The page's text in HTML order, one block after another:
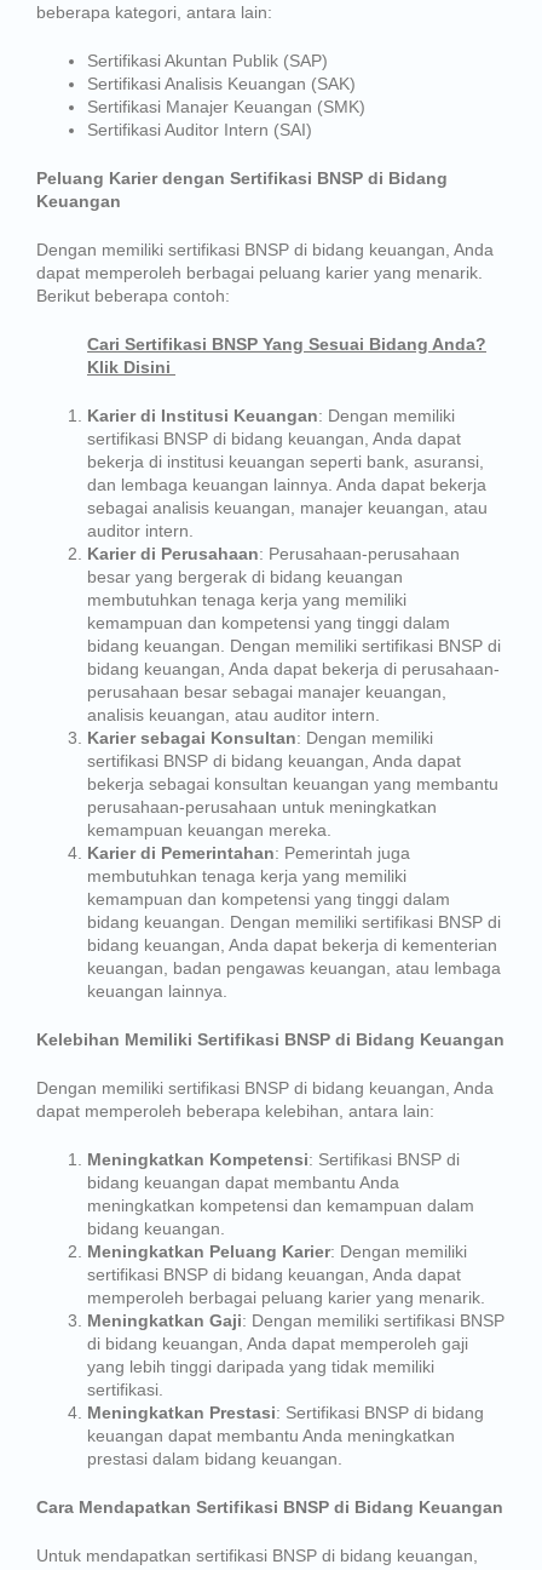
beberapa kategori, antara lain:
Sertifikasi Akuntan Publik (SAP)
Sertifikasi Analisis Keuangan (SAK)
Sertifikasi Manajer Keuangan (SMK)
Sertifikasi Auditor Intern (SAI)
Peluang Karier dengan Sertifikasi BNSP di Bidang
Keuangan
Dengan memiliki sertifikasi BNSP di bidang keuangan, Anda
dapat memperoleh berbagai peluang karier yang menarik.
Berikut beberapa contoh:
Cari Sertifikasi BNSP Yang Sesuai Bidang Anda?
Klik Disini
Karier di Institusi Keuangan: Dengan memiliki
sertifikasi BNSP di bidang keuangan, Anda dapat
bekerja di institusi keuangan seperti bank, asuransi,
dan lembaga keuangan lainnya. Anda dapat bekerja
sebagai analisis keuangan, manajer keuangan, atau
auditor intern.
Karier di Perusahaan: Perusahaan-perusahaan
besar yang bergerak di bidang keuangan
membutuhkan tenaga kerja yang memiliki
kemampuan dan kompetensi yang tinggi dalam
bidang keuangan. Dengan memiliki sertifikasi BNSP di
bidang keuangan, Anda dapat bekerja di perusahaan-
perusahaan besar sebagai manajer keuangan,
analisis keuangan, atau auditor intern.
Karier sebagai Konsultan: Dengan memiliki
sertifikasi BNSP di bidang keuangan, Anda dapat
bekerja sebagai konsultan keuangan yang membantu
perusahaan-perusahaan untuk meningkatkan
kemampuan keuangan mereka.
Karier di Pemerintahan: Pemerintah juga
membutuhkan tenaga kerja yang memiliki
kemampuan dan kompetensi yang tinggi dalam
bidang keuangan. Dengan memiliki sertifikasi BNSP di
bidang keuangan, Anda dapat bekerja di kementerian
keuangan, badan pengawas keuangan, atau lembaga
keuangan lainnya.
Kelebihan Memiliki Sertifikasi BNSP di Bidang Keuangan
Dengan memiliki sertifikasi BNSP di bidang keuangan, Anda
dapat memperoleh beberapa kelebihan, antara lain:
Meningkatkan Kompetensi: Sertifikasi BNSP di
bidang keuangan dapat membantu Anda
meningkatkan kompetensi dan kemampuan dalam
bidang keuangan.
Meningkatkan Peluang Karier: Dengan memiliki
sertifikasi BNSP di bidang keuangan, Anda dapat
memperoleh berbagai peluang karier yang menarik.
Meningkatkan Gaji: Dengan memiliki sertifikasi BNSP
di bidang keuangan, Anda dapat memperoleh gaji
yang lebih tinggi daripada yang tidak memiliki
sertifikasi.
Meningkatkan Prestasi: Sertifikasi BNSP di bidang
keuangan dapat membantu Anda meningkatkan
prestasi dalam bidang keuangan.
Cara Mendapatkan Sertifikasi BNSP di Bidang Keuangan
Untuk mendapatkan sertifikasi BNSP di bidang keuangan,